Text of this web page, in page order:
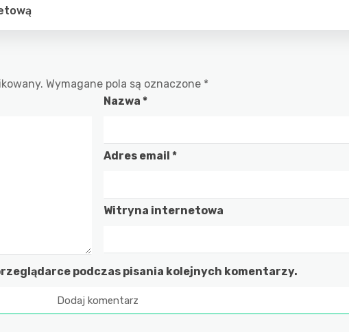
Wymagane pola są oznaczone *
Nazwa *
Adres email *
Witryna internetowa
podczas pisania kolejnych komentarzy.